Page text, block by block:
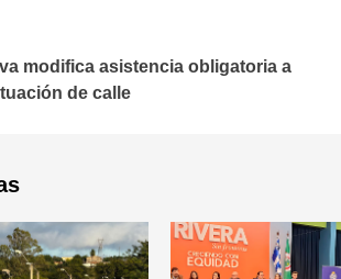
modifica asistencia obligatoria a
de calle